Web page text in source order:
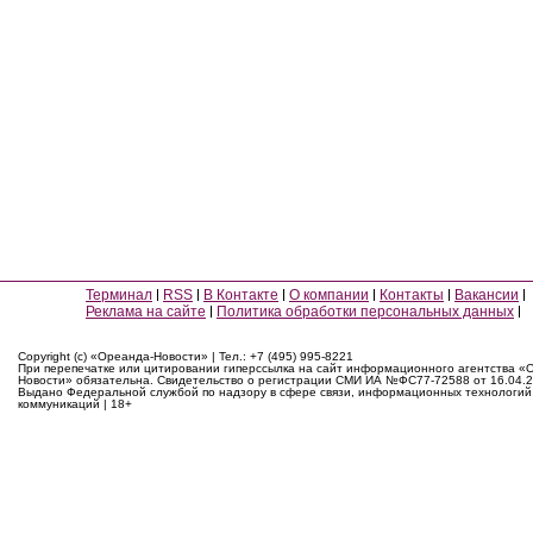
Терминал RSS В Контакте О компании Контакты
Вакансии
Реклама на сайте
Политика обработки персональных данных
Copyright (c) «Ореанда-Новости» | Тел.: +7 (495) 995-8221
При перепечатке или цитировании гиперссылка на сайт информационного агентства
Новости» обязательна. Свидетельство о регистрации СМИ ИА №ФС77-72588 от
Выдано Федеральной службой по надзору в сфере связи, информационных
коммуникаций | 18+